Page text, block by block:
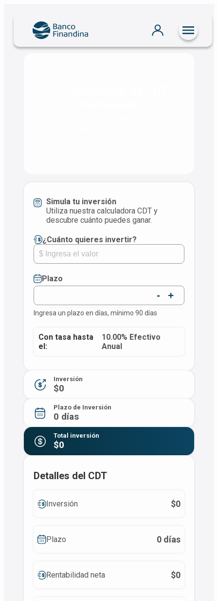
Simula tu inversión
Utiliza nuestra calculadora CDT y
descubre cuánto puedes ganar.
¿Cuánto quieres invertir?
Plazo
- +
Ingresa un plazo en días, mínimo 90 días
Con tasa hasta
el:
10.00% Efectivo
Anual
Inversión
$0
Plazo de Inversión
0 días
Total inversión
$0
Detalles del CDT
Inversión $0
Plazo 0 días
Rentabilidad neta $0